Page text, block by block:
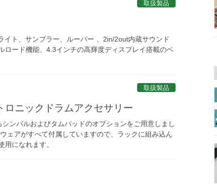
取扱製品
イト、サンプラー、ルーパー 、2in/2out内蔵サウンド
ロード機能、4.3インチの高輝度ディスプレイ搭載のベ
取扱製品
ニックドラムアクセサリー
ンバルおよびタムパッドのオプションをご用意しまし
ェアがすべて付属していますので、ラックに組み込ん
用になれます。